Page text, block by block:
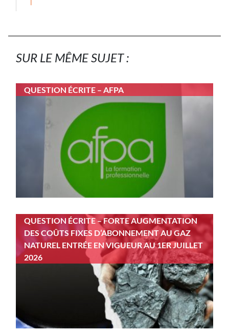
SUR LE MÊME SUJET :
QUESTION ÉCRITE – AFPA
QUESTION ÉCRITE – FORTE AUGMENTATION
DES COÛTS FIXES D’ABONNEMENT AU GAZ
NATUREL ENTRÉE EN VIGUEUR AU 1ER JUILLET
2026